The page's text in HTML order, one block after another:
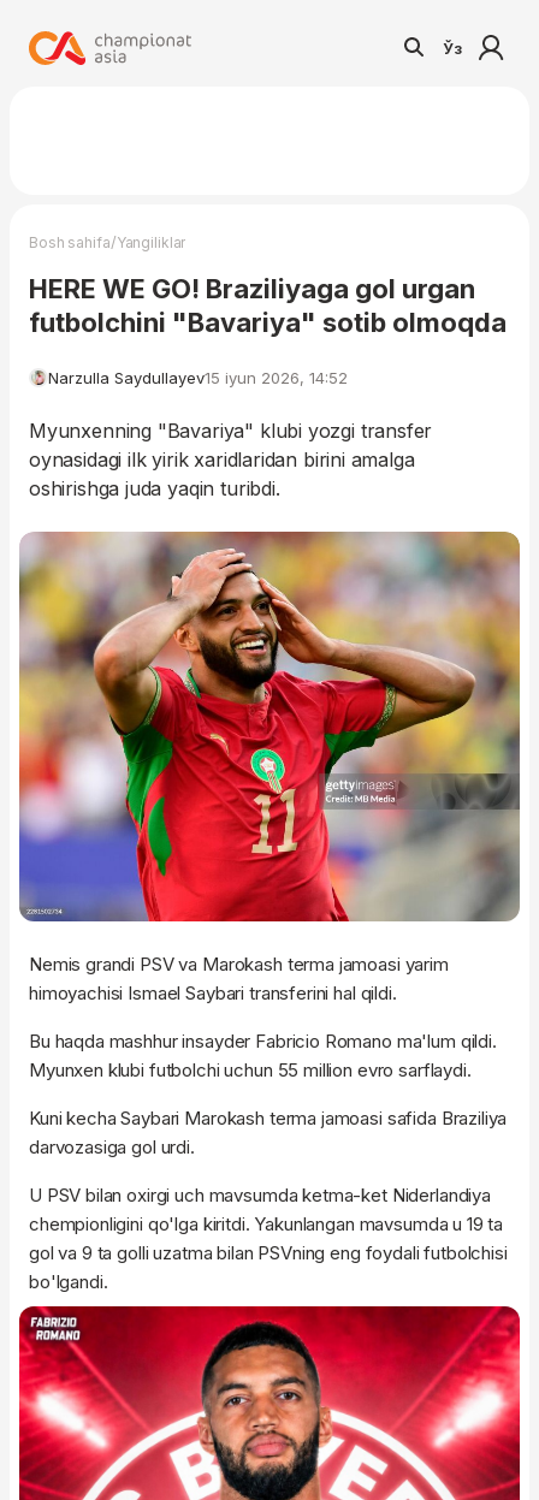
Ўз
Bosh sahifa/Yangiliklar
HERE WE GO! Braziliyaga gol urgan
futbolchini "Bavariya" sotib olmoqda
Narzulla Saydullayev15 iyun 2026, 14:52
Myunxenning "Bavariya" klubi yozgi transfer
oynasidagi ilk yirik xaridlaridan birini amalga
oshirishga juda yaqin turibdi.
Nemis grandi PSV va Marokash terma jamoasi yarim
himoyachisi Ismael Saybari transferini hal qildi.
Bu haqda mashhur insayder Fabricio Romano ma'lum qildi.
Myunxen klubi futbolchi uchun 55 million evro sarflaydi.
Kuni kecha Saybari Marokash terma jamoasi safida Braziliya
darvozasiga gol urdi.
U PSV bilan oxirgi uch mavsumda ketma-ket Niderlandiya
chempionligini qo'lga kiritdi. Yakunlangan mavsumda u 19 ta
gol va 9 ta golli uzatma bilan PSVning eng foydali futbolchisi
bo'lgandi.